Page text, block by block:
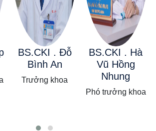
BS.CKI . Đỗ
Bình An
BS.CKI . Hà
Vũ Hồng
Nhung